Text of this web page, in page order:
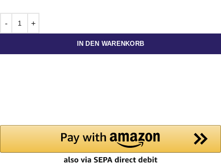
IN DEN WARENKORB